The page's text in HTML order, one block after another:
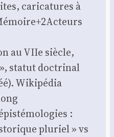
cari­ca­tures à
au VIIe siècle,
sta­tut doc­tri­nal
Wiki­pé­dia
:
plu­riel » vs